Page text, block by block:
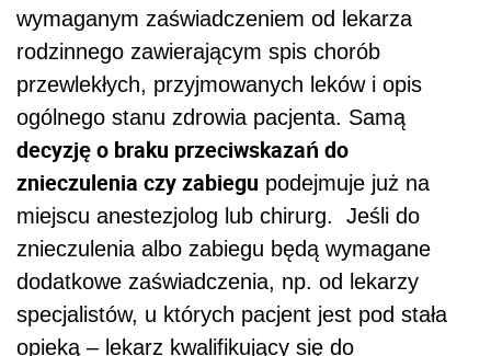
wymaganym zaświadczeniem od lekarza
rodzinnego zawierającym spis chorób
przewlekłych, przyjmowanych leków i opis
ogólnego stanu zdrowia pacjenta. Samą
decyzję o braku przeciwskazań do
znieczulenia czy zabiegu podejmuje już na
miejscu anestezjolog lub chirurg. Jeśli do
znieczulenia albo zabiegu będą wymagane
dodatkowe zaświadczenia, np. od lekarzy
specjalistów, u których pacjent jest pod stała
opieką – lekarz kwalifikujący się do